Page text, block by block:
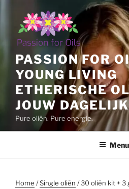
inhoud
PASSION FOR
YOUNG LIVING
ETHERISCHE
JOUW
Pure oliën. Pure energie.
Menu
Home /Single oliën / 30 oliën kit +